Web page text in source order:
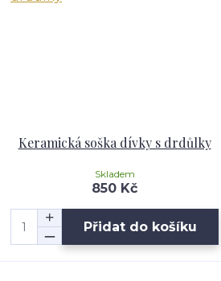
Keramická soška dívky s drdůlky
850 Kč
Skladem
Přidat do košíku